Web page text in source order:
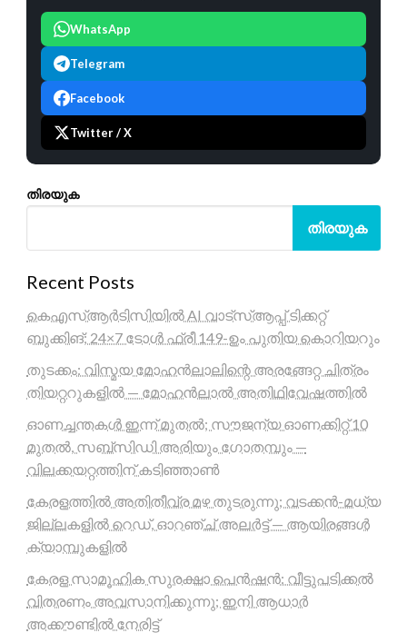
WhatsApp
Telegram
Facebook
Twitter / X
തിരയുക
തിരയുക
Recent Posts
കെഎസ്ആർടിസിയിൽ AI വാട്സ്ആപ്പ് ടിക്കറ്റ്
ബുക്കിങ്; 24×7 ടോൾ ഫ്രീ 149-ഉം പുതിയ കൊറിയറും
തുടക്കം: വിസ്മയ മോഹൻലാലിന്റെ അരങ്ങേറ്റ ചിത്രം
തിയറ്ററുകളിൽ — മോഹൻലാൽ അതിഥിവേഷത്തിൽ
ഓണച്ചന്തകൾ ഇന്ന് മുതൽ; സൗജന്യ ഓണക്കിറ്റ് 10
മുതൽ, സബ്സിഡി അരിയും ഗോതമ്പും —
വിലക്കയറ്റത്തിന് കടിഞ്ഞാൺ
കേരളത്തിൽ അതിതീവ്ര മഴ തുടരുന്നു; വടക്കൻ-മധ്യ
ജില്ലകളിൽ റെഡ്, ഓറഞ്ച് അലർട്ട് — ആയിരങ്ങൾ
ക്യാമ്പുകളിൽ
കേരള സാമൂഹിക സുരക്ഷാ പെൻഷൻ: വീട്ടുപടിക്കൽ
വിതരണം അവസാനിക്കുന്നു; ഇനി ആധാർ
അക്കൗണ്ടിൽ നേരിട്ട്